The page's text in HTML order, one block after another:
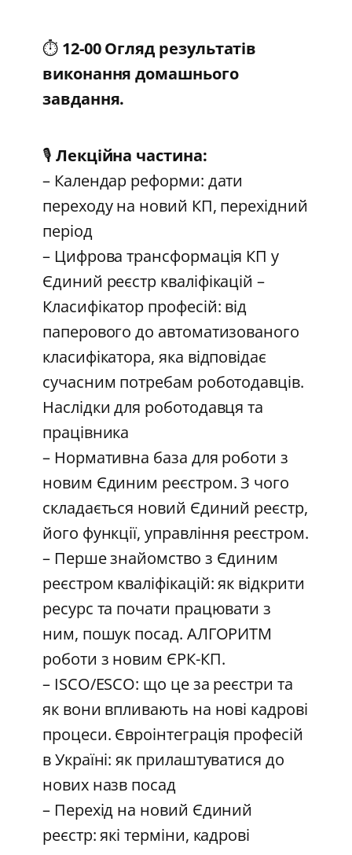
⏱️ 12-00 Огляд результатів
виконання домашнього
завдання.
🎙️ Лекційна частина:
– Календар реформи: дати
переходу на новий КП, перехідний
період
– Цифрова трансформація КП у
Єдиний реєстр кваліфікацій –
Класифікатор професій: від
паперового до автоматизованого
класифікатора, яка відповідає
сучасним потребам роботодавців.
Наслідки для роботодавця та
працівника
– Нормативна база для роботи з
новим Єдиним реєстром. З чого
складається новий Єдиний реєстр,
його функції, управління реєстром.
– Перше знайомство з Єдиним
реєстром кваліфікацій: як відкрити
ресурс та почати працювати з
ним, пошук посад. АЛГОРИТМ
роботи з новим ЄРК-КП.
– ISCO/ESCO: що це за реєстри та
як вони впливають на нові кадрові
процеси. Євроінтеграція професій
в Україні: як прилаштуватися до
нових назв посад
– Перехід на новий Єдиний
реєстр: які терміни, кадрові